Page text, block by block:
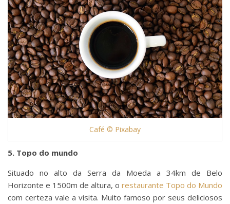
Café © Pixabay
5. Topo do mundo
Situado no alto da Serra da Moeda a 34km de Belo
Horizonte e 1500m de altura, o restaurante Topo do Mundo
com certeza vale a visita. Muito famoso por seus deliciosos